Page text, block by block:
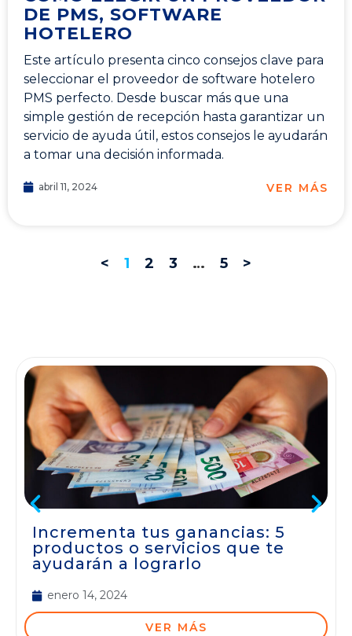
DE PMS, SOFTWARE
HOTELERO
Este artículo presenta cinco consejos clave para
seleccionar el proveedor de software hotelero
PMS perfecto. Desde buscar más que una
simple gestión de recepción hasta garantizar un
servicio de ayuda útil, estos consejos le ayudarán
a tomar una decisión informada.
abril 11, 2024 VER MÁS
< 1 2 3 … 5 >
Incrementa tus ganancias: 5
productos o servicios que te
ayudarán a lograrlo
enero 14, 2024
VER MÁS